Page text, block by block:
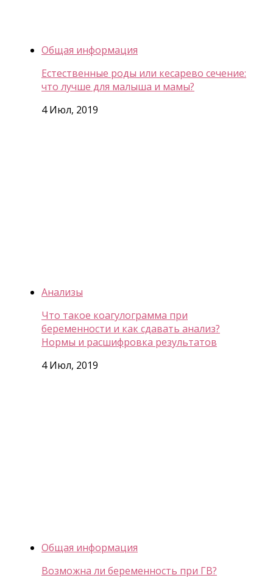
Общая информация
Естественные роды или кесарево сечение:
что лучше для малыша и мамы?
4 Июл, 2019
Анализы
Что такое коагулограмма при
беременности и как сдавать анализ?
Нормы и расшифровка результатов
4 Июл, 2019
Общая информация
Возможна ли беременность при ГВ?